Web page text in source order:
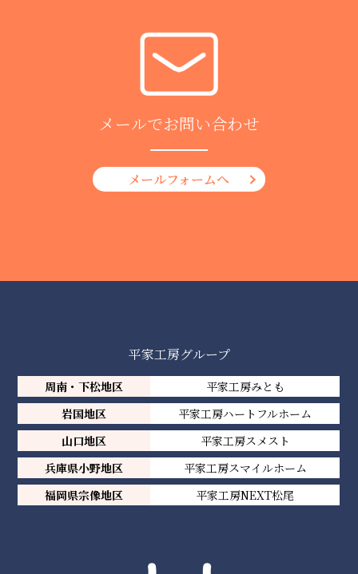
メールでお問い合わせ
メールフォームへ
平家工房グループ
周南・下松地区
平家工房みとも
岩国地区
平家工房ハートフルホーム
山口地区
平家工房スメスト
兵庫県小野地区
平家工房スマイルホーム
福岡県宗像地区
平家工房NEXT松尾